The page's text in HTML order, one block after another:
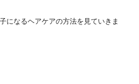
になるヘアケアの方法を見ていきま